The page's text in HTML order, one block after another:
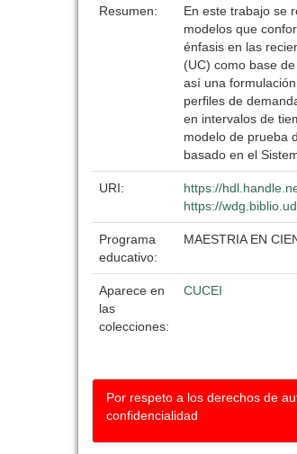
Resumen:
En este trabajo se
modelos que
énfasis en las
(UC) como base
así una
perfiles de
en intervalos de
modelo de prueba
basado en el
URI:
https://
https://
Programa
educativo:
MAESTRIA EN
Aparece en
las
colecciones:
CUCEI
Por respeto a los derechos de
confidencialidad